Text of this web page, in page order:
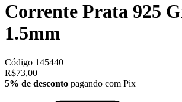
Corrente Prata 925
1.5mm
Código 145440
R$73,00
5% de desconto pagando com Pix